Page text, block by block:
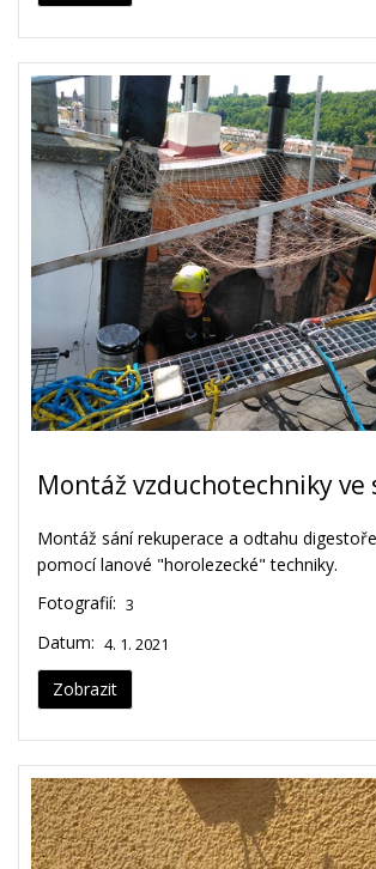
Montáž vzduchotechniky ve
Montáž sání rekuperace a odtahu
pomocí lanové "horolezecké" techniky.
Fotografií: 3
Datum: 4. 1. 2021
Zobrazit